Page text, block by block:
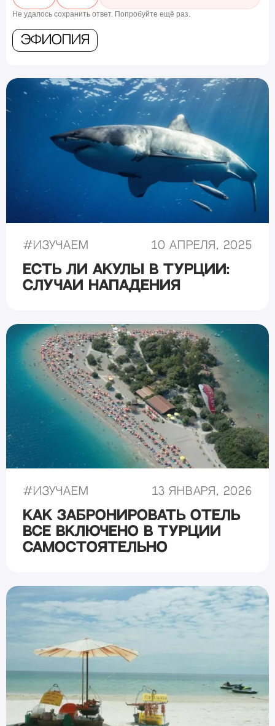
Не удалось сохранить ответ. Попробуйте ещё раз.
Эфиопия
#Изучаем 10 апреля, 2025
Есть ли акулы в Турции:
случаи нападения
#Изучаем 13 января, 2026
Как забронировать отель
все включено в Турции
самостоятельно